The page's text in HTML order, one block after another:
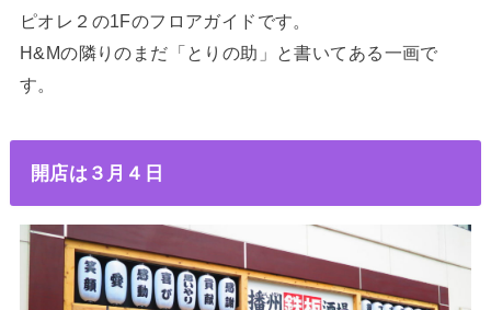
ピオレ２の1Fのフロアガイドです。
H&Mの隣りのまだ「とりの助」と書いてある一画で
す。
開店は３月４日